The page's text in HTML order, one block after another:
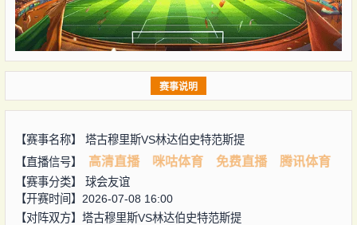
赛事说明
【赛事名称】 塔古穆里斯VS林达伯史特范斯提
【直播信号】
高清直播 咪咕体育 免费直播 腾讯体育
【赛事分类】 球会友谊
【开赛时间】2026-07-08 16:00
【对阵双方】 塔古穆里斯VS林达伯史特范斯提